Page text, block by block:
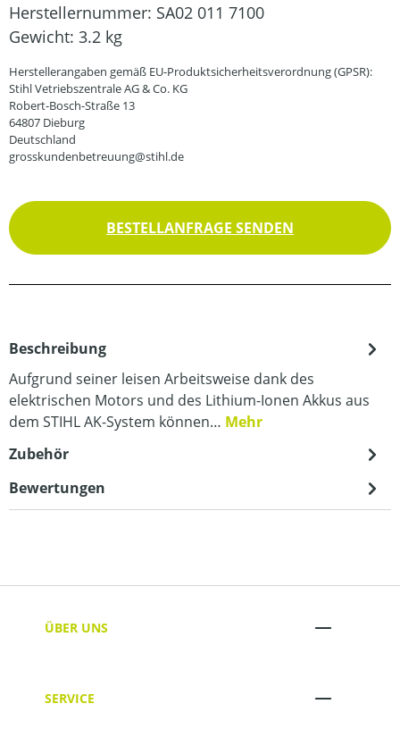
Herstellernummer: SA02 011 7100
Gewicht: 3.2 kg
Herstellerangaben gemäß EU-Produktsicherheitsverordnung (GPSR):
Stihl Vetriebszentrale AG & Co. KG
Robert-Bosch-Straße 13
64807 Dieburg
Deutschland
grosskundenbetreuung@stihl.de
BESTELLANFRAGE SENDEN
Beschreibung
Aufgrund seiner leisen Arbeitsweise dank des
elektrischen Motors und des Lithium-Ionen Akkus aus
dem STIHL AK-System können… Mehr
Zubehör
Bewertungen
ÜBER UNS
SERVICE